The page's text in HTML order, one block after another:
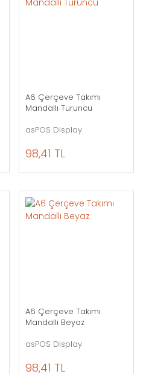
A6 Çerçeve Takımı
Mandallı Turuncu
asPOS Display
98,41 TL
A6 Çerçeve Takımı
Mandallı Beyaz
asPOS Display
98,41 TL